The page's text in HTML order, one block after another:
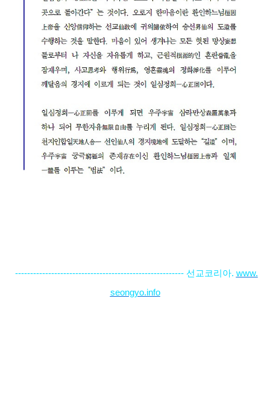
-------------------------------------------------------- 선교코리아. www.
seongyo.info